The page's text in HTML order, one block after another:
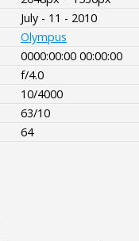
July - 11 - 2010
Olympus
0000:00:00 00:00:00
f/4.0
10/4000
63/10
64